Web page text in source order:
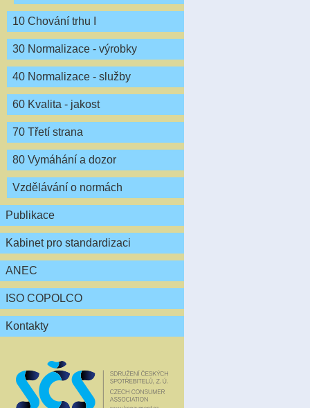
10 Chování trhu I
30 Normalizace - výrobky
40 Normalizace - služby
60 Kvalita - jakost
70 Třetí strana
80 Vymáhání a dozor
Vzdělávání o normách
Publikace
Kabinet pro standardizaci
ANEC
ISO COPOLCO
Kontakty